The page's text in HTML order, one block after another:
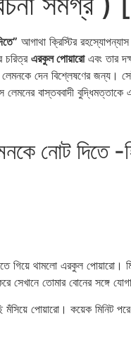
আগাথা ক্রিস্টির রহস্যোপন্যাস
চরিত্র এরকুল পোয়ারোএবং তার
দেন বিশ্লেষণের জন্য।
লেমনের বাস্তববাদী
নোট দিতে
গিয়ে থামলো এরকুল পোয়ারো।
সেখানে তোমার বোনের সঙ্গে
পোয়ারো। কয়েক মিনিট পরে